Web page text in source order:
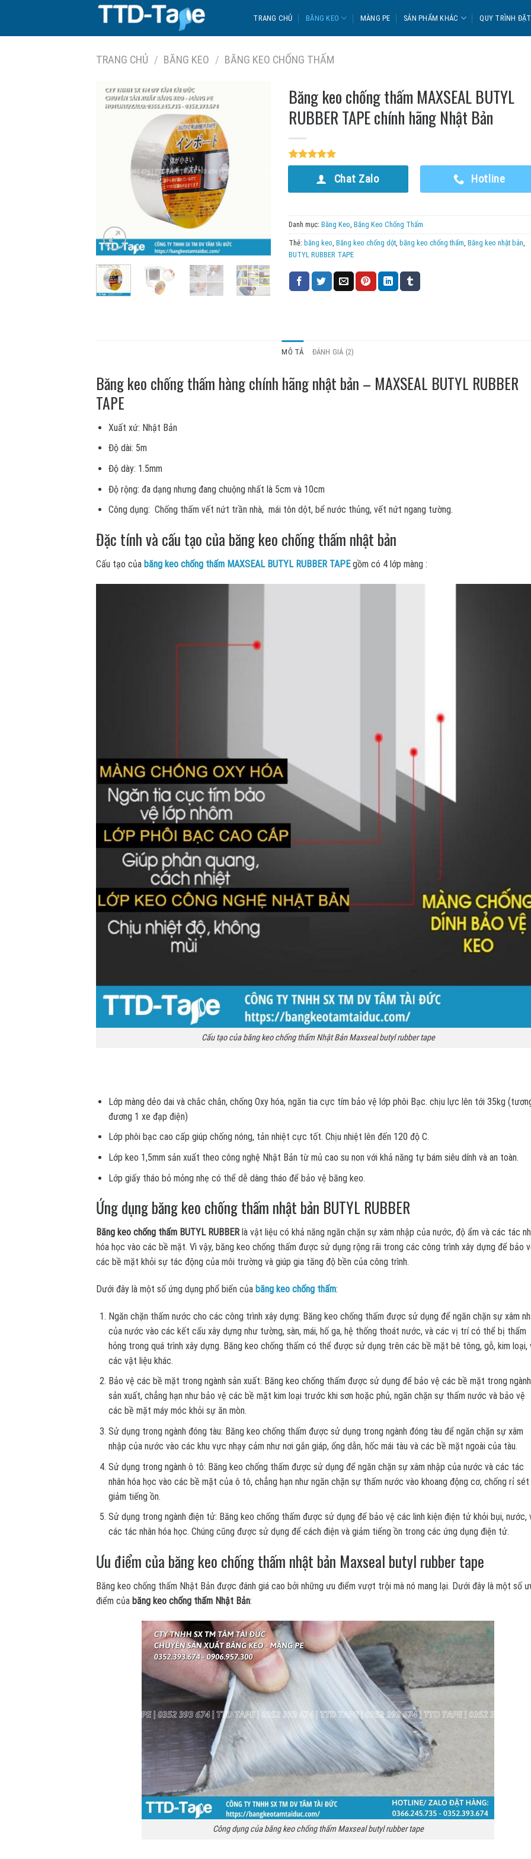
content
TRANG CHỦ BĂNG KEO MÀNG PE SẢN PHẨM KHÁC QUY TRÌNH
TRANG CHỦ / BĂNG KEO / BĂNG KEO CHỐNG THẤM
Băng keo chống thấm MAXSEAL BUTYL
RUBBER TAPE chính hãng Nhật Bản
5.00trên 5
dựa trên
2
đánh giá
Chat Zalo Hotline
Danh mục: Băng Keo Băng Keo Chống Thấm
Thẻ: băng keo Băng keo chống dột, băng keo chống thấm Băng keo nhật bản
BUTYL RUBBER TAPE
MÔ TẢ ĐÁNH GIÁ (2)
Băng keo chống thấm hàng chính hãng nhật bản – MAXSEAL BUTYL RUBBER
TAPE
Xuất xứ: Nhật Bản
Độ dài: 5m
Độ dày: 1.5mm
Độ rộng: đa dạng nhưng đang chuộng nhất là 5cm và 10cm
Công dụng: Chống thấm vết nứt trần nhà, mái tôn dột, bể nước thủng, vết nứt ngang tường.
Đặc tính và cấu tạo của băng keo chống thấm nhật bản
Cấu tạo của băng keo chống thấm MAXSEAL BUTYL RUBBER TAPEgồm có 4 lớp màng :
Cấu tạo của băng keo chống thấm Nhật Bản Maxseal butyl rubber tape
Lớp màng dẻo dai và chắc chắn, chống Oxy hóa, ngăn tia cực tím bảo vệ lớp phôi Bạc. chịu lực lên tới 35kg
đương 1 xe đạp điện)
Lớp phôi bạc cao cấp giúp chống nóng, tản nhiệt cực tốt. Chịu nhiệt lên đến 120 độ C.
Lớp keo 1,5mm sản xuất theo công nghệ Nhật Bản từ mủ cao su non với khả năng tự bám siêu dính và an toàn.
Lớp giấy tháo bỏ mỏng nhẹ có thể dễ dàng tháo để bảo vệ băng keo.
Ứng dụng băng keo chống thấm nhật bản BUTYL RUBBER
Băng keo chống thấm BUTYL RUBBERlà vật liệu có khả năng ngăn chặn sự xâm nhập của nước, độ ẩm và các tác
hóa học vào các bề mặt. Vì vậy, băng keo chống thấm được sử dụng rộng rãi trong các công trình xây dựng để bảo
các bề mặt khỏi sự tác động của môi trường và giúp gia tăng độ bền của công trình.
Dưới đây là một số ứng dụng phổ biến của băng keo chống thấm:
Ngăn chặn thấm nước cho các công trình xây dựng: Băng keo chống thấm được sử dụng để ngăn chặn sự xâm
của nước vào các kết cấu xây dựng như tường, sàn, mái, hố ga, hệ thống thoát nước, và các vị trí có thể bị thấm
hỏng trong quá trình xây dựng. Băng keo chống thấm có thể được sử dụng trên các bề mặt bê tông, gỗ, kim loại,
các vật liệu khác.
Bảo vệ các bề mặt trong ngành sản xuất: Băng keo chống thấm được sử dụng để bảo vệ các bề mặt trong ngành
sản xuất, chẳng hạn như bảo vệ các bề mặt kim loại trước khi sơn hoặc phủ, ngăn chặn sự thấm nước và bảo vệ
các bề mặt máy móc khỏi sự ăn mòn.
Sử dụng trong ngành đóng tàu: Băng keo chống thấm được sử dụng trong ngành đóng tàu để ngăn chặn sự xâm
nhập của nước vào các khu vực nhạy cảm như nơi gắn giáp, ống dẫn, hốc mái tàu và các bề mặt ngoài của tàu.
Sử dụng trong ngành ô tô: Băng keo chống thấm được sử dụng để ngăn chặn sự xâm nhập của nước và các tác
nhân hóa học vào các bề mặt của ô tô, chẳng hạn như ngăn chặn sự thấm nước vào khoang động cơ, chống rỉ sét
giảm tiếng ồn.
Sử dụng trong ngành điện tử: Băng keo chống thấm được sử dụng để bảo vệ các linh kiện điện tử khỏi bụi, nước,
các tác nhân hóa học. Chúng cũng được sử dụng để cách điện và giảm tiếng ồn trong các ứng dụng điện tử.
Ưu điểm của băng keo chống thấm nhật bản Maxseal butyl rubber tape
Băng keo chống thấm Nhật Bản được đánh giá cao bởi những ưu điểm vượt trội mà nó mang lại. Dưới đây là một số
điểm của băng keo chống thấm Nhật Bản:
Công dụng của băng keo chống thấm Maxseal butyl rubber tape